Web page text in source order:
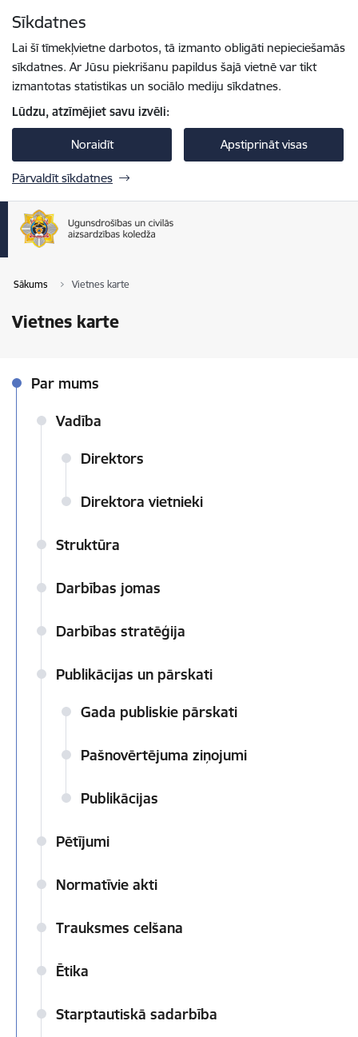
Sīkdatnes
Lai šī tīmekļvietne darbotos, tā izmanto obligāti nepieciešamās
sīkdatnes. Ar Jūsu piekrišanu papildus šajā vietnē var tikt
izmantotas statistikas un sociālo mediju sīkdatnes.
Lūdzu, atzīmējiet savu izvēli:
Noraidīt Apstiprināt visas
Pārvaldīt sīkdatnes
Sākums Vietnes karte
Vietnes karte
Par mums
Vadība
Direktors
Direktora vietnieki
Struktūra
Darbības jomas
Darbības stratēģija
Publikācijas un pārskati
Gada publiskie pārskati
Pašnovērtējuma ziņojumi
Publikācijas
Pētījumi
Normatīvie akti
Trauksmes celšana
Ētika
Starptautiskā sadarbība